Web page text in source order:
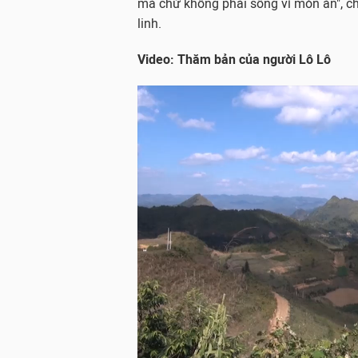
mả chứ không phải sống vì món ăn",
linh.
Video: Thăm bản của người Lô Lô